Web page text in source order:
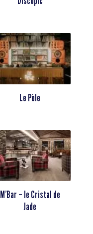
Le Pèle
M’Bar – le Cristal de
Jade